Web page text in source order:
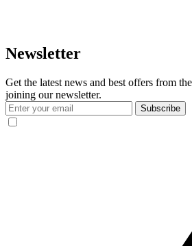
Newsletter
Get the latest news and best offers from
joining our newsletter.
Subscribe